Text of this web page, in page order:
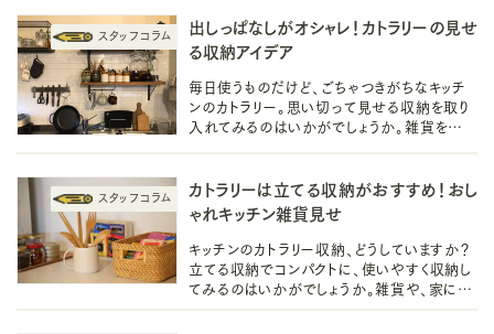
出しっぱなしがオシャレ！カトラリーの見せ
る収納アイデア
毎日使うものだけど、ごちゃつきがちなキッチ
ンのカトラリー。思い切って見せる収納を取り
入れてみるのはいかがでしょうか。雑貨を活
カトラリーは立てる収納がおすすめ！おし
ゃれキッチン雑貨見せ
キッチンのカトラリー収納、どうしていますか？
立てる収納でコンパクトに、使いやすく収納し
てみるのはいかがでしょうか。雑貨や、家にあ